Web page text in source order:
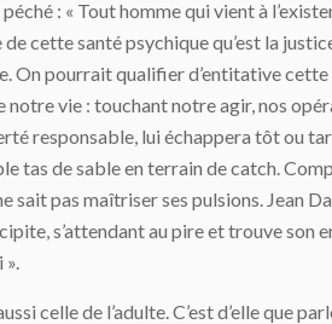
: « Tout homme qui vient à
cette santé psychique qu’est la
On pourrait qualifier d’entitative
vie : touchant notre agir, nos
responsable, lui échappera tôt ou
de sable en terrain de catch.
sait pas maîtriser ses pulsions.
s’attendant au pire et trouve
».
celle de l’adulte. C’est d’elle que